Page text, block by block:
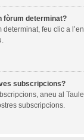
fòrum determinat?
feu clic a
subscripcions?
aneu al
subscripcions.